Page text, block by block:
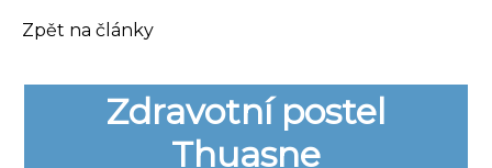
Zpět na články
Zdravotní postel
Thuasne